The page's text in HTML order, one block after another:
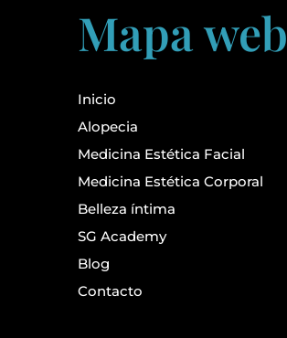
Mapa web
Inicio
Alopecia
Medicina Estética Facial
Medicina Estética Corporal
Belleza íntima
SG Academy
Blog
Contacto